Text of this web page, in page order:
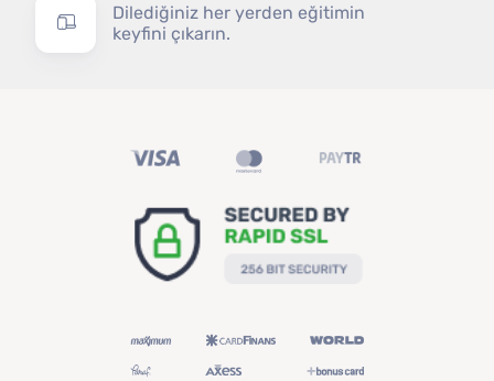
Dilediğiniz her yerden eğitimin
keyfini çıkarın.